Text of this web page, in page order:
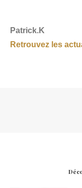
Patrick.K
Retrouvez les